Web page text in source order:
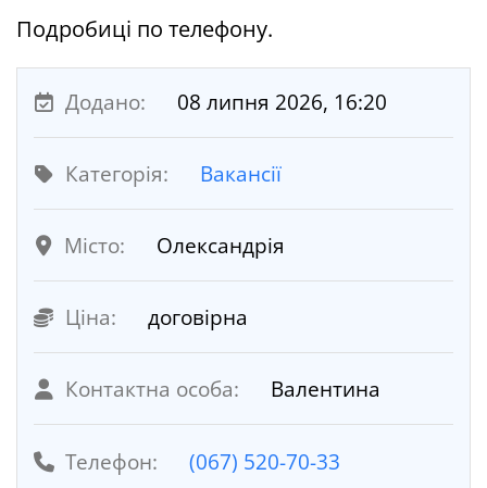
Подробиці по телефону.
Додано: 08 липня 2026, 16:20
Категорія: Вакансії
Місто: Олександрія
Ціна: договірна
Контактна особа: Валентина
Телефон: (067) 520-70-33